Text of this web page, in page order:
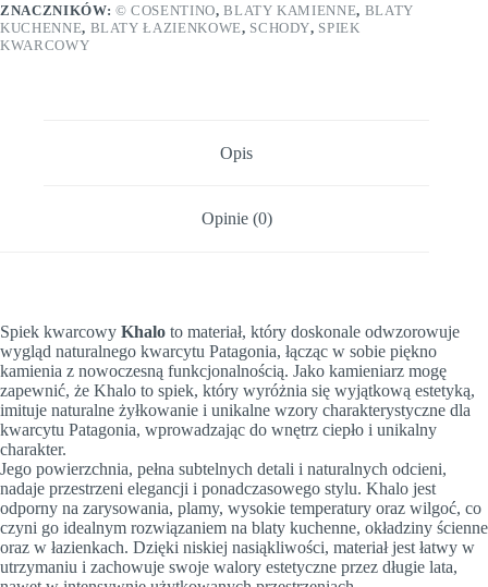
ZNACZNIKÓW: © COSENTINO,BLATY KAMIENNE, BLATY
KUCHENNE, BLATY ŁAZIENKOWE, SCHODY, SPIEK
KWARCOWY
Opis
Opinie (0)
Spiek kwarcowy Khalo to materiał, który doskonale odwzorowuje
wygląd naturalnego kwarcytu Patagonia, łącząc w sobie piękno
kamienia z nowoczesną funkcjonalnością. Jako kamieniarz mogę
zapewnić, że Khalo to spiek, który wyróżnia się wyjątkową estetyką,
imituje naturalne żyłkowanie i unikalne wzory charakterystyczne dla
kwarcytu Patagonia, wprowadzając do wnętrz ciepło i unikalny
charakter.
Jego powierzchnia, pełna subtelnych detali i naturalnych odcieni,
nadaje przestrzeni elegancji i ponadczasowego stylu. Khalo jest
odporny na zarysowania, plamy, wysokie temperatury oraz wilgoć, co
czyni go idealnym rozwiązaniem na blaty kuchenne, okładziny ścienne
oraz w łazienkach. Dzięki niskiej nasiąkliwości, materiał jest łatwy w
utrzymaniu i zachowuje swoje walory estetyczne przez długie lata,